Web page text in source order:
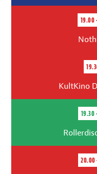
19.00
KultKino
19.30
20.00